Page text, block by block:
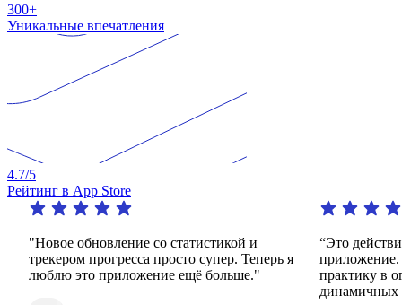
300+
Уникальные впечатления
4.7/5
Рейтинг в App Store
обновление со статистикой и
прогресса просто супер. Теперь я
это приложение ещё больше."
“Это
приложение. Он
практику в
динамичных и